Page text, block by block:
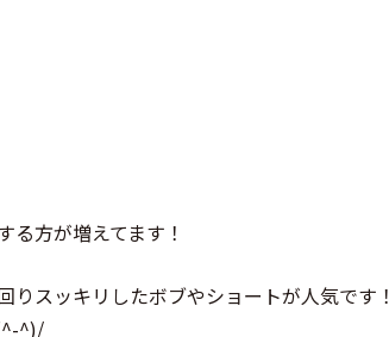
方が増えてます！
スッキリしたボブやショートが人気です！
^)/